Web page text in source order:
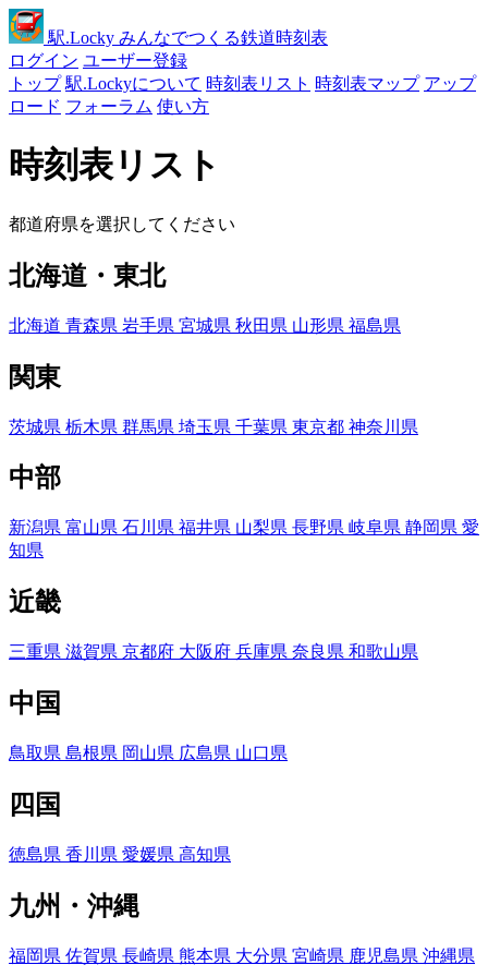
駅.Locky みんなでつくる鉄道時刻表
ログイン ユーザー登録
トップ 駅.Lockyについて 時刻表リスト 時刻表マップ アップ
ロード フォーラム 使い方
時刻表リスト
都道府県を選択してください
北海道・東北
北海道 青森県 岩手県 宮城県 秋田県 山形県 福島県
関東
茨城県 栃木県 群馬県 埼玉県 千葉県 東京都 神奈川県
中部
新潟県 富山県 石川県 福井県 山梨県 長野県 岐阜県 静岡県 愛
知県
近畿
三重県 滋賀県 京都府 大阪府 兵庫県 奈良県 和歌山県
中国
鳥取県 島根県 岡山県 広島県 山口県
四国
徳島県 香川県 愛媛県 高知県
九州・沖縄
福岡県 佐賀県 長崎県 熊本県 大分県 宮崎県 鹿児島県 沖縄県